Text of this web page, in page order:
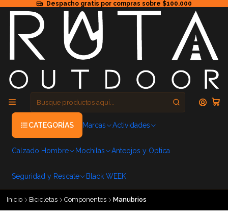
Despacho gratis por compras sobre $100.000
CATEGORÍAS Marcas Actividades
Calzado Hombre Mochilas Anteojos y Optica
Seguridad y Rescate Black WEEK
Inicio Bicicletas Componentes Manubrios